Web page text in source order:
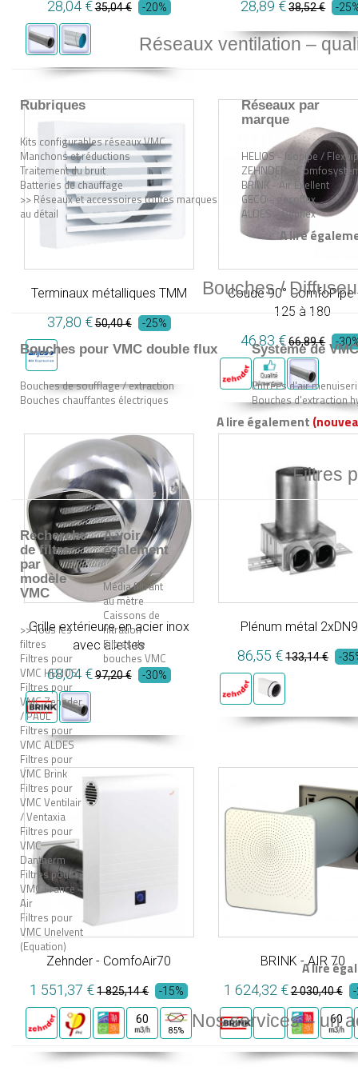
Réseaux ventilation –
Rubriques
Kits configurables réseaux VMC
Manchons et réductions
Traitement du bruit
Batteries de chauffage
>> Réseaux et accessoires toutes marques
au détail
Réseaux par
marque
HELIOS - Isopipe /
ZEHNDER -
BRINK - Air Exellent
GECO - gecoflex
ALDES - Optiflex
A lire
Bouches /
Bouches pour VMC double flux
Bouches de soufflage / extraction
Bouches chauffantes électriques
Système de
Entrées d'air
Bouches d'extraction
A lire également
Filtres
Recherche
de filtre
par
modèle
VMC
>> Tous les
filtres
Filtres pour
VMC HELIOS
Filtres pour
VMC Zehnder
/ PAUL
Filtres pour
VMC ALDES
Filtres pour
VMC Brink
Filtres pour
VMC Ventilair
/ Ventaxia
Filtres pour
VMC
Dantherm
Filtres pour
VMC France
Air
Filtres pour
VMC Unelvent
(Equation)
A voir
également
Média filtrant
au mètre
Caissons de
filtration
Filtres de
bouches VMC
A lire
Nos services – un
28,04 €35,04 € -20% 28,89 € 38,52 € -
Terminaux métalliques TMM
37,80 €50,40 € -25%
Coude 90° ComfoPipe
125 à 180
46,83 € 66,89 € -
Grille extérieure en acier inox
avec ailettes
68,04 €97,20 € -30%
Plénum métal
86,55 € 133,14 € -
Zehnder - ComfoAir70
1 551,37 € 1 825,14 € -15%
60
85%
BRINK - AIR 70
1 624,32 €2 030,40 €
- 60